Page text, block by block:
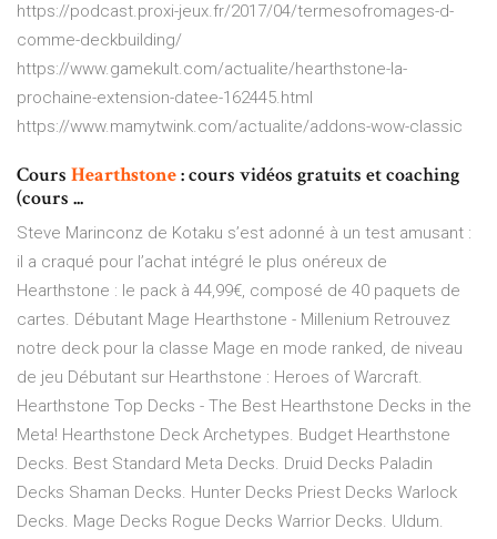
https://podcast.proxi-jeux.fr/2017/04/termesofromages-d-
comme-deckbuilding/
https://www.gamekult.com/actualite/hearthstone-la-
prochaine-extension-datee-162445.html
https://www.mamytwink.com/actualite/addons-wow-classic
Cours Hearthstone: cours vidéos gratuits et coaching
(cours ...
Steve Marinconz de Kotaku s’est adonné à un test amusant :
il a craqué pour l’achat intégré le plus onéreux de
Hearthstone : le pack à 44,99€, composé de 40 paquets de
cartes. Débutant Mage Hearthstone - Millenium Retrouvez
notre deck pour la classe Mage en mode ranked, de niveau
de jeu Débutant sur Hearthstone : Heroes of Warcraft.
Hearthstone Top Decks - The Best Hearthstone Decks in the
Meta! Hearthstone Deck Archetypes. Budget Hearthstone
Decks. Best Standard Meta Decks. Druid Decks Paladin
Decks Shaman Decks. Hunter Decks Priest Decks Warlock
Decks. Mage Decks Rogue Decks Warrior Decks. Uldum.